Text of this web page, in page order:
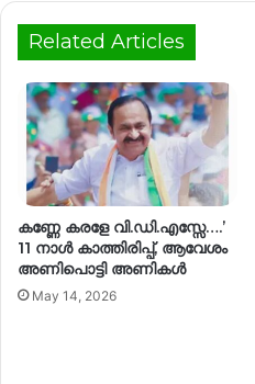
Related Articles
കണ്ണേ കരളേ വി.ഡി.എസ്സേ….’
11 നാൾ കാത്തിരിപ്പ്, ആവേശം
അണിപൊട്ടി അണികൾ
May 14, 2026